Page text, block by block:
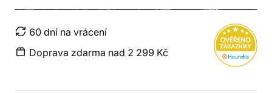
60 dní na vrácení
Doprava zdarma nad 2 299 Kč